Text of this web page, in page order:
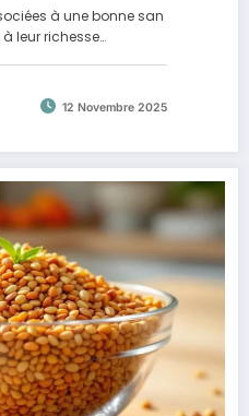
à une bonne san
leur richesse…
12 Novembre 2025